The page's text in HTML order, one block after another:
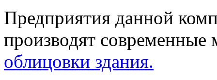
Предприятия данной
производят современные
облицовки здания.